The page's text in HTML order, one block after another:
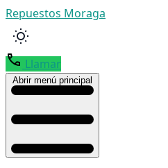
Repuestos Moraga
Llamar
Abrir menú principal